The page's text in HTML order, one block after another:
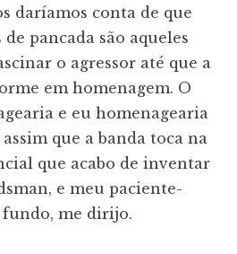
daríamos conta de que
pancada são aqueles
o agressor até que a
em homenagem. O
e eu homenagearia
que a banda toca na
que acabo de inventar
e meu paciente-
me dirijo.